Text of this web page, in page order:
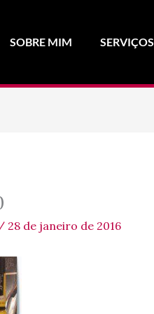
SOBRE MIM SERVIÇOS
/ 28 de janeiro de 2016